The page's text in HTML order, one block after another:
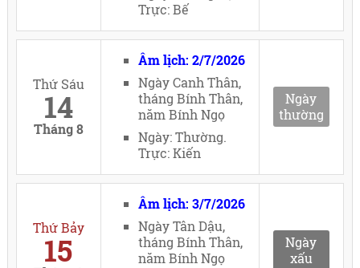
Trực: Bế
Thứ Sáu
14
Tháng 8
Âm lịch: 2/7/2026
Ngày Canh Thân,
tháng Bính Thân,
năm Bính Ngọ
Ngày: Thường.
Trực: Kiến
Ngày
thường
Thứ Bảy
15
Âm lịch: 3/7/2026
Ngày Tân Dậu,
tháng Bính Thân,
năm Bính Ngọ
Ngày
xấu